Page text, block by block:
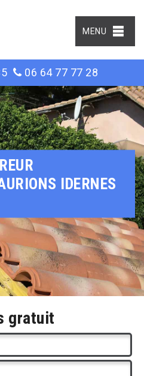
MENU
06 64 77 77 28
IDERNES
gratuit